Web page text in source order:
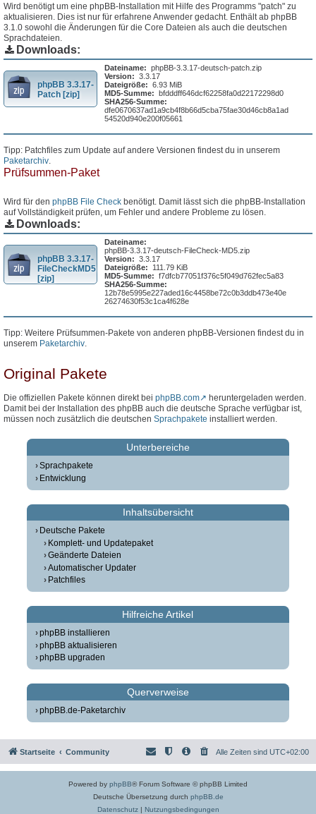
Wird benötigt um eine phpBB-Installation mit Hilfe des Programms "patch" zu
aktualisieren. Dies ist nur für erfahrene Anwender gedacht. Enthält ab phpBB
3.1.0 sowohl die Änderungen für die Core Dateien als auch die deutschen
Sprachdateien.
Downloads:
phpBB 3.3.17-
Patch [zip]
Dateiname: phpBB-3.3.17-deutsch-patch.zip
Version: 3.3.17
Dateigröße: 6.93 MiB
MD5-Summe: bfdddff646dcf62258fa0d22172298d0
SHA256-Summe:
dfe0670637ad1a9cb4f8b66d5cba75fae30d46cb8a1ad
54520d940e200f05661
Tipp: Patchfiles zum Update auf andere Versionen findest du in unserem
Paketarchiv
Prüfsummen-Paket
Wird für den phpBB File Check benötigt. Damit lässt sich die phpBB-Installation
auf Vollständigkeit prüfen, um Fehler und andere Probleme zu lösen.
Downloads:
phpBB 3.3.17-
FileCheckMD5
[zip]
Dateiname:
phpBB-3.3.17-deutsch-FileCheck-MD5.zip
Version: 3.3.17
Dateigröße:
111.79 KiB
MD5-Summe: f7dfcb77051f376c5f049d762fec5a83
SHA256-Summe:
12b78e5995e227aded16c4458be72c0b3ddb473e40e
26274630f53c1ca4f628e
Tipp: Weitere Prüfsummen-Pakete von anderen phpBB-Versionen findest du in
unserem Paketarchiv.
Original Pakete
Die offiziellen Pakete können direkt bei phpBB.com
heruntergeladen werden.
Damit bei der Installation des phpBB auch die deutsche Sprache verfügbar ist,
müssen noch zusätzlich die deutschen Sprachpakete installiert werden.
Unterbereiche
Sprachpakete
Entwicklung
Inhaltsübersicht
Deutsche Pakete
Komplett- und Updatepaket
Geänderte Dateien
Automatischer Updater
Patchfiles
Hilfreiche Artikel
phpBB installieren
phpBB aktualisieren
phpBB upgraden
Querverweise
phpBB.de-Paketarchiv
Startseite Community Alle Zeiten sind UTC+02:00
Powered by phpBB® Forum Software © phpBB Limited
Deutsche Übersetzung durch phpBB.de
Datenschutz| Nutzungsbedingungen